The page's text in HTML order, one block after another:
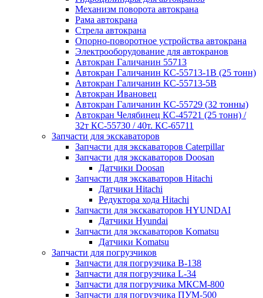
Механизм поворота автокрана
Рама автокрана
Стрела автокрана
Опорно-поворотное устройства автокрана
Электрооборудование для автокранов
Автокран Галичанин 55713
Автокран Галичанин КС-55713-1В (25 тонн)
Автокран Галичанин КС-55713-5В
Автокран Ивановец
Автокран Галичанин КС-55729 (32 тонны)
Автокран Челябинец КС-45721 (25 тонн) /
32т КС-55730 / 40т. КС-65711
Запчасти для экскаваторов
Запчасти для экскаваторов Caterpillar
Запчасти для экскаваторов Doosan
Датчики Doosan
Запчасти для экскаваторов Hitachi
Датчики Hitachi
Редуктора хода Hitachi
Запчасти для экскаваторов HYUNDAI
Датчики Hyundai
Запчасти для экскаваторов Komatsu
Датчики Komatsu
Запчасти для погрузчиков
Запчасти для погрузчика B-138
Запчасти для погрузчика L-34
Запчасти для погрузчика МКСМ-800
Запчасти для погрузчика ПУМ-500